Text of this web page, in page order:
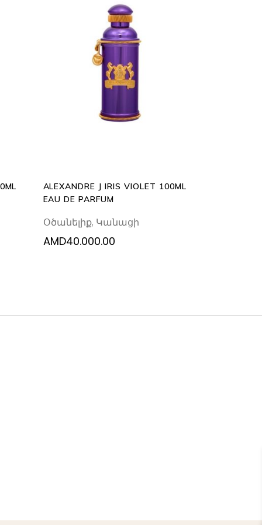
READ
MORE
ALEXANDRE J IRIS VIOLET 100ML
EAU DE PARFUM
Օծանելիք, Կանացի
AMD40.000.00